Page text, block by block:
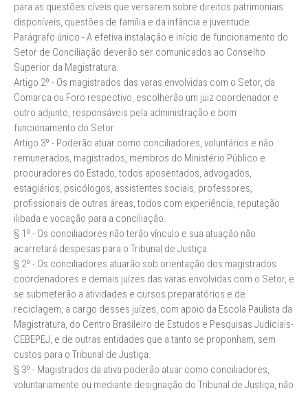
para as questões cíveis que versarem sobre direitos patrimoniais
disponíveis, questões de família e da infância e juventude.
Parágrafo único - A efetiva instalação e início de funcionamento do
Setor de Conciliação deverão ser comunicados ao Conselho
Superior da Magistratura.
Artigo 2º - Os magistrados das varas envolvidas com o Setor, da
Comarca ou Foro respectivo, escolherão um juiz coordenador e
outro adjunto, responsáveis pela administração e bom
funcionamento do Setor.
Artigo 3º - Poderão atuar como conciliadores, voluntários e não
remunerados, magistrados, membros do Ministério Público e
procuradores do Estado, todos aposentados, advogados,
estagiários, psicólogos, assistentes sociais, professores,
profissionais de outras áreas, todos com experiência, reputação
ilibada e vocação para a conciliação.
§ 1º - Os conciliadores não terão vínculo e sua atuação não
acarretará despesas para o Tribunal de Justiça.
§ 2º - Os conciliadores atuarão sob orientação dos magistrados
coordenadores e demais juízes das varas envolvidas com o Setor, e
se submeterão a atividades e cursos preparatórios e de
reciclagem, a cargo desses juízes, com apoio da Escola Paulista da
Magistratura, do Centro Brasileiro de Estudos e Pesquisas Judiciais-
CEBEPEJ, e de outras entidades que a tanto se proponham, sem
custos para o Tribunal de Justiça.
§ 3º - Magistrados da ativa poderão atuar como conciliadores,
voluntariamente ou mediante designação do Tribunal de Justiça, não